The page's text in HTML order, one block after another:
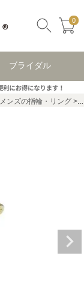
0
ブライダル
メンズの指輪・リング